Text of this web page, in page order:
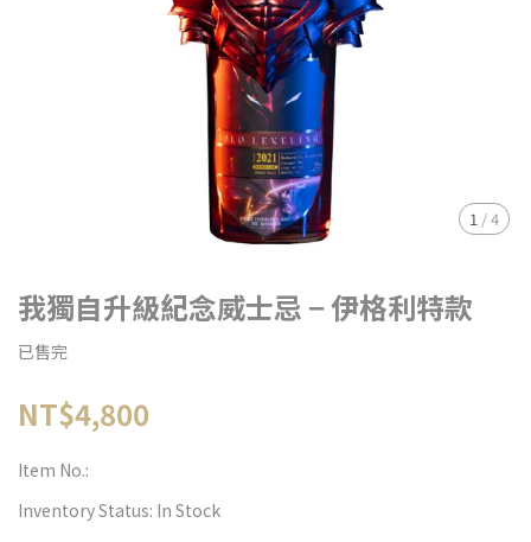
1 /4
我獨自升級紀念威士忌 − 伊格利特款
已售完
NT$4,800
Item No.:
Inventory Status: In Stock